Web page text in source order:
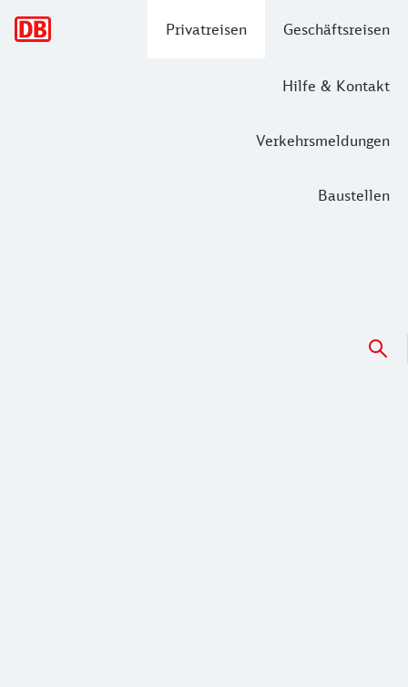
Privatreisen Geschäftsreisen
Hilfe & Kontakt
Verkehrsmeldungen
Baustellen